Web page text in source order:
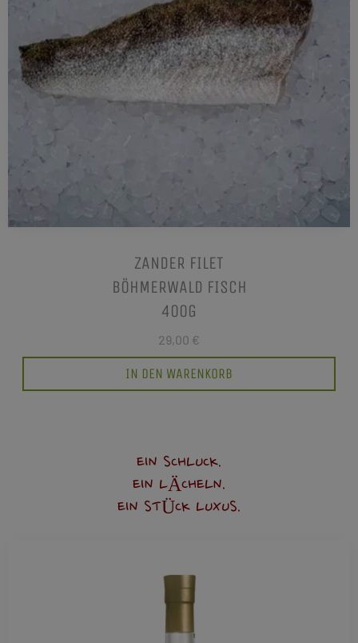
ZANDER FILET
BÖHMERWALD FISCH
400G
29,00 €
IN DEN WARENKORB
EIN SCHLUCK.
EIN LÄCHELN.